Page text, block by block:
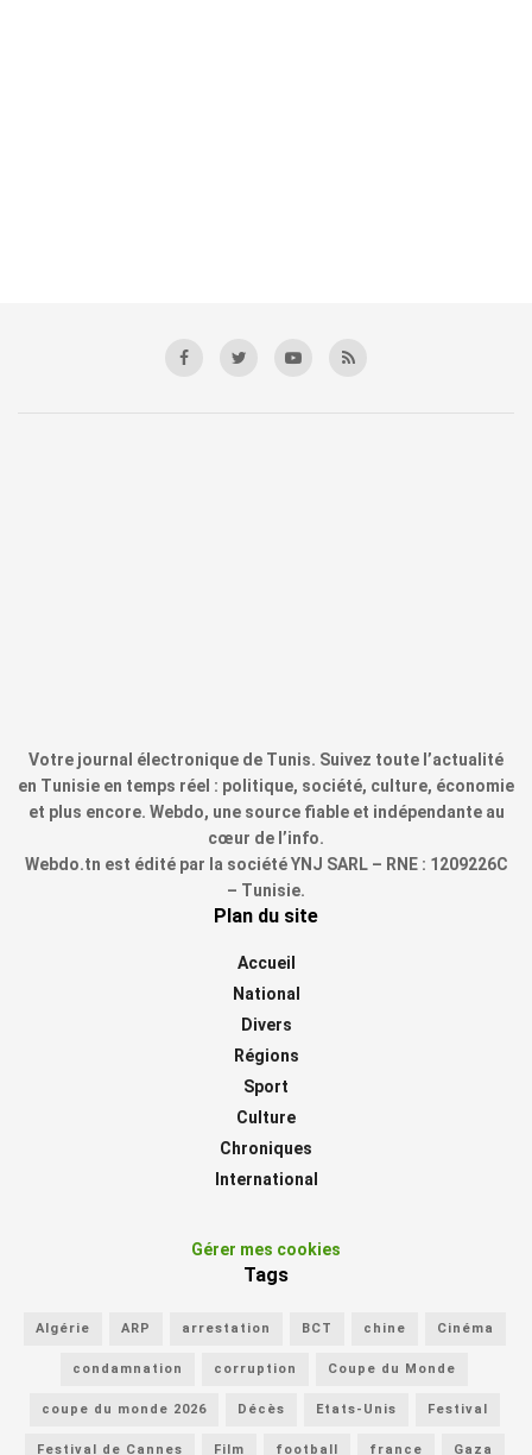
Votre journal électronique de Tunis. Suivez toute l’actualité
en Tunisie en temps réel : politique, société, culture, économie
et plus encore. Webdo, une source fiable et indépendante au
cœur de l’info.
Webdo.tn est édité par la société YNJ SARL – RNE : 1209226C
– Tunisie.
Plan du site
Accueil
National
Divers
Régions
Sport
Culture
Chroniques
International
Gérer mes cookies
Tags
Algérie ARP arrestation BCT chine Cinéma
condamnation corruption Coupe du Monde
coupe du monde 2026 Décès Etats-Unis Festival
Festival de Cannes Film football france Gaza